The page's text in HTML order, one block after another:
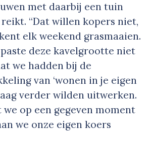
met daarbij een tuin
“Dat willen kopers niet,
elk weekend grasmaaien.
deze kavelgrootte niet
we hadden bij de
van ‘wonen in je eigen
verder wilden uitwerken.
op een gegeven moment
we onze eigen koers